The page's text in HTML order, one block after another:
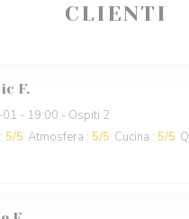
CLIENTI
F
- 19:00 - Ospiti 2
: 5/5 Atmosfera : 5/5 Cucina : 5/5